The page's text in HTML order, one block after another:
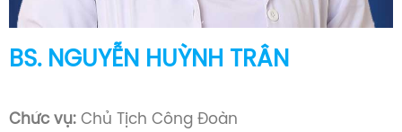
BS. NGUYỄN HUỲNH TRÂN
Chức vụ: Chủ Tịch Công Đoàn